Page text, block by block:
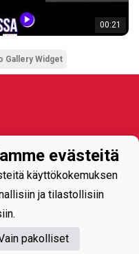
00:21
Gallery Widget
evästeitä
käyttökokemuksen
ja tilastollisiin
pakolliset